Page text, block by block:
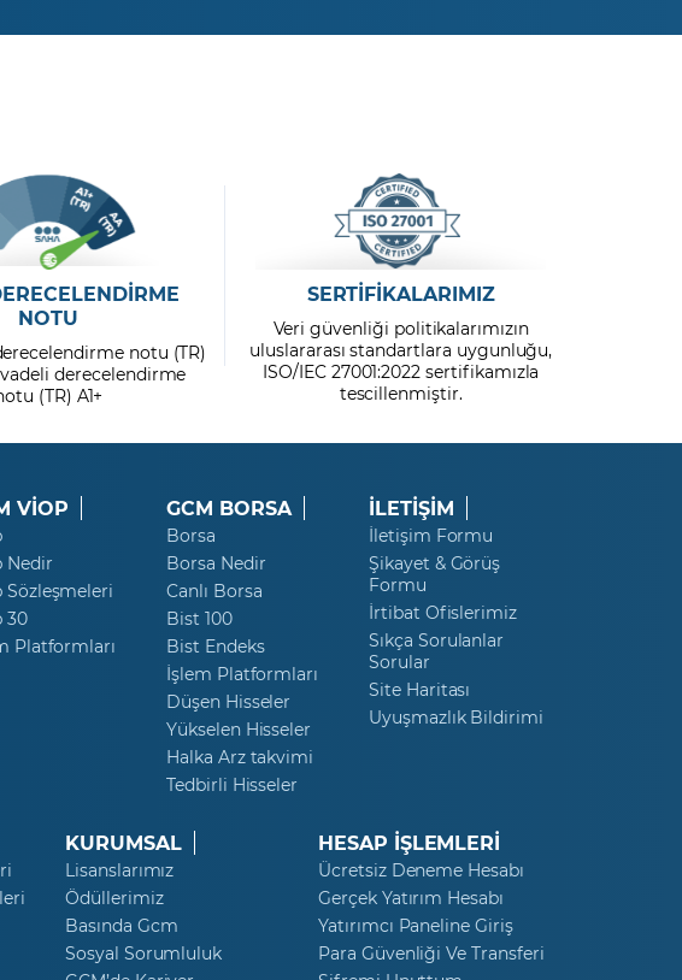
NOTU
notu (TR)
vadeli derecelendirme
(TR) A1+
SERTİFİKALARIMIZ
Veri güvenliği politikalarımızın
uluslararası standartlara uygunluğu,
ISO/IEC 27001:2022 sertifikamızla
tescillenmiştir.
VİOP
Nedir
Sözleşmeleri
30
Platformları
GCM BORSA
Borsa
Borsa Nedir
Canlı Borsa
Bist 100
Bist Endeks
İşlem Platformları
Düşen Hisseler
Yükselen Hisseler
Halka Arz takvimi
Tedbirli Hisseler
İLETİŞİM
İletişim Formu
Şikayet & Görüş
Formu
İrtibat Ofislerimiz
Sıkça Sorulanlar
Sorular
Site Haritası
Uyuşmazlık Bildirimi
KURUMSAL
Lisanslarımız
Ödüllerimiz
Basında Gcm
Sosyal Sorumluluk
HESAP İŞLEMLERİ
Ücretsiz Deneme Hesabı
Gerçek Yatırım Hesabı
Yatırımcı Paneline Giriş
Para Güvenliği Ve Transferi